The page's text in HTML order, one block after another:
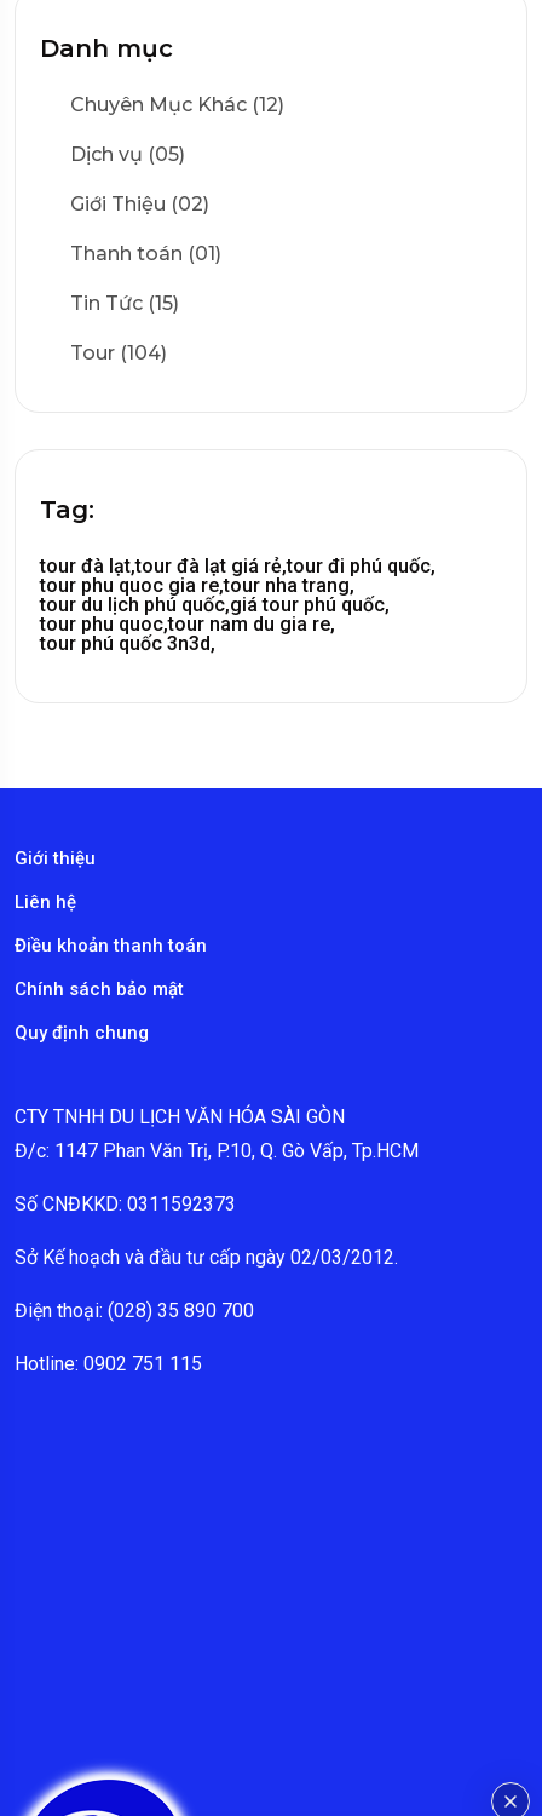
Danh mục
Chuyên Mục Khác (12)
Dịch vụ (05)
Giới Thiệu (02)
Thanh toán (01)
Tin Tức (15)
Tour (104)
Tag:
tour đà lạt,tour đà lạt giá rẻ,tour đi phú quốc,
tour phu quoc gia re,tour nha trang,
tour du lịch phú quốc,giá tour phú quốc,
tour phu quoc,tour nam du gia re,
tour phú quốc 3n3d,
Giới thiệu
Liên hệ
Điều khoản thanh toán
Chính sách bảo mật
Quy định chung
CTY TNHH DU LỊCH VĂN HÓA SÀI GÒN
Đ/c: 1147 Phan Văn Trị, P.10, Q. Gò Vấp, Tp.HCM
Số CNĐKKD: 0311592373
Sở Kế hoạch và đầu tư cấp ngày 02/03/2012.
Điện thoại: (028) 35 890 700
Hotline: 0902 751 115